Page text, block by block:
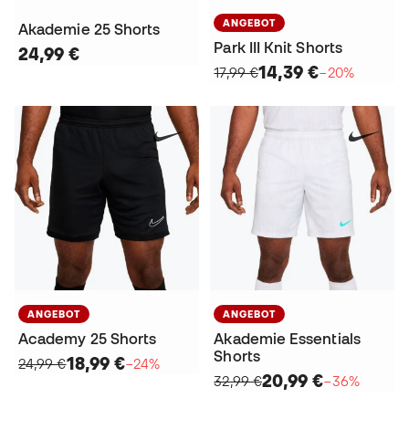
Akademie 25 Shorts
24,99 €
ANGEBOT
Park III Knit Shorts
17,99 €14,39 €−20%
ANGEBOT
Academy 25 Shorts
24,99 €18,99 €−24%
ANGEBOT
Akademie Essentials
Shorts
32,99 €20,99 €−36%